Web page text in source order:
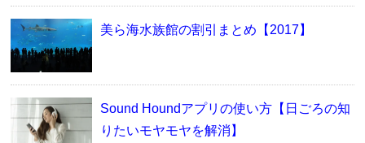
美ら海水族館の割引まとめ【2017】
Sound Houndアプリの使い方【日ごろの知
りたいモヤモヤを解消】